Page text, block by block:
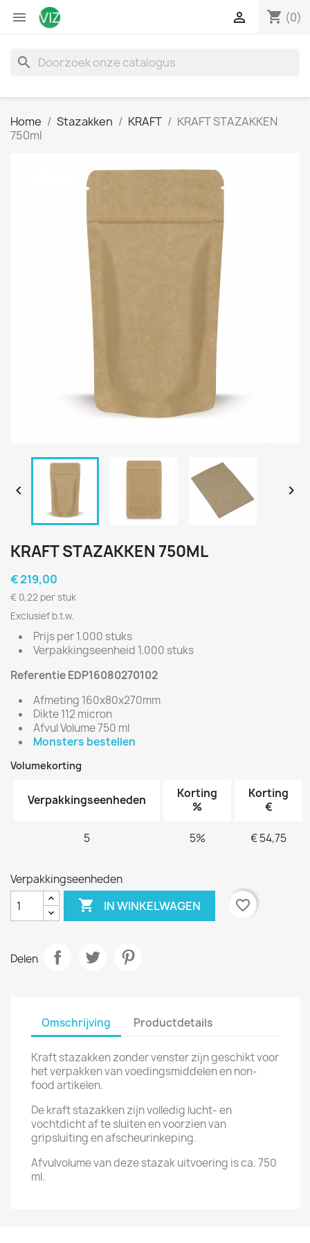
 shopping_cart (0)

search
Home Stazakken KRAFT
KRAFT STAZAKKEN
750ml
 
KRAFT STAZAKKEN 750ML
€ 219,00
€ 0,22 per stuk
Exclusief b.t.w.
Prijs per 1.000 stuks
Verpakkingseenheid 1.000 stuks
Referentie EDP16080270102
Afmeting 160x80x270mm
Dikte 112 micron
Afvul Volume 750 ml
Monsters bestellen
Volumekorting
Verpakkingseenheden
Korting
%
Korting
€
5 5% € 54,75
Verpakkingseenheden
 IN WINKELWAGEN favorite_border
Delen
Omschrijving Productdetails
Kraft stazakken zonder venster zijn geschikt voor
het verpakken van voedingsmiddelen en non-
food artikelen.
De kraft stazakken zijn volledig lucht- en
vochtdicht af te sluiten en voorzien van
gripsluiting en afscheurinkeping.
Afvulvolume van deze stazak uitvoering is ca. 750
ml.